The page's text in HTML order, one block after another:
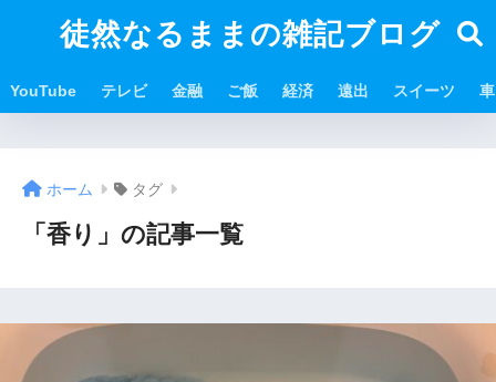
徒然なるままの雑記ブログ
YouTube テレビ 金融 ご飯 経済 遠出 スイーツ 車
ホーム タグ
「香り」の記事一覧